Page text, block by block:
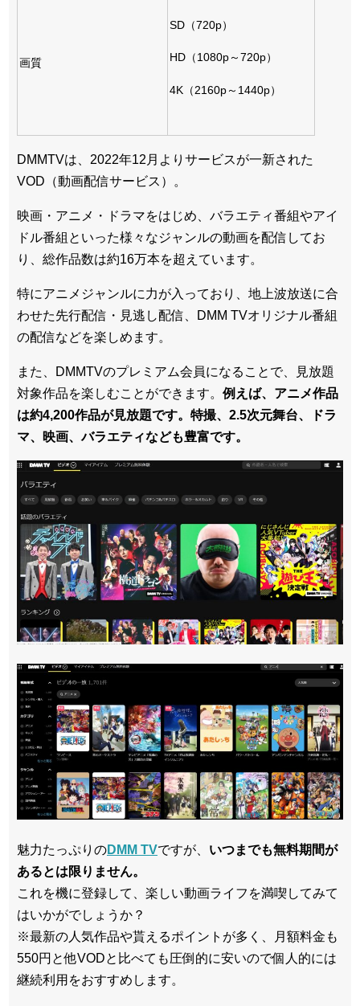
画質
SD（720p）
HD（1080p～720p）
4K（2160p～1440p）
DMMTVは、2022年12月よりサービスが一新された
VOD（動画配信サービス）。
映画・アニメ・ドラマをはじめ、バラエティ番組やアイ
ドル番組といった様々なジャンルの動画を配信してお
り、総作品数は約16万本を超えています。
特にアニメジャンルに力が入っており、地上波放送に合
わせた先行配信・見逃し配信、DMM TVオリジナル番組
の配信などを楽しめます。
また、DMMTVのプレミアム会員になることで、見放題
対象作品を楽しむことができます。 例えば、アニメ作品
は約4,200作品が見放題です。特撮、2.5次元舞台、ドラ
マ、映画、バラエティなども豊富です。
魅力たっぷりのDMM TVですが、 いつまでも無料期間が
あるとは限りません。
これを機に登録して、楽しい動画ライフを満喫してみて
はいかがでしょうか？
※最新の人気作品や貰えるポイントが多く、月額料金も
550円と他VODと比べても圧倒的に安いので個人的には
継続利用をおすすめします。